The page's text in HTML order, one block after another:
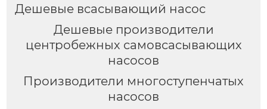
Дешевые всасывающий насос
Дешевые производители
центробежных самовсасывающих
насосов
Производители многоступенчатых
насосов